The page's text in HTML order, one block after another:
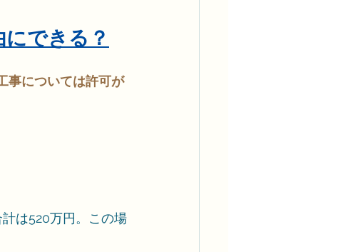
できる？
事については許可が
は520万円。この場